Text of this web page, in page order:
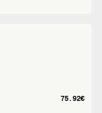
75.92€